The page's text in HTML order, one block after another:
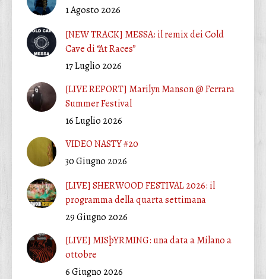
1 Agosto 2026
[NEW TRACK] MESSA: il remix dei Cold
Cave di “At Races”
17 Luglio 2026
[LIVE REPORT] Marilyn Manson @ Ferrara
Summer Festival
16 Luglio 2026
VIDEO NASTY #20
30 Giugno 2026
[LIVE] SHERWOOD FESTIVAL 2026: il
programma della quarta settimana
29 Giugno 2026
[LIVE] MISþYRMING: una data a Milano a
ottobre
6 Giugno 2026